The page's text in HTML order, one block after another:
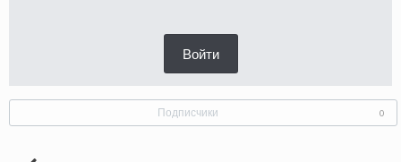
Войти
Подписчики 0